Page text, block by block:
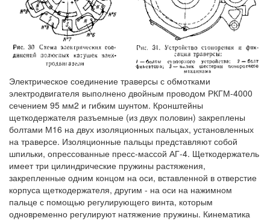
Электрическое соединение траверсы с обмотками
электродвигателя выполнено двойным проводом РКГМ-4000
сечением 95 мм2 и гибким шунтом. Кронштейны
щеткодержателя разъемные (из двух половин) закреплены
болтами М16 на двух изоляционных пальцах, установленных
на траверсе. Изоляционные пальцы представляют собой
шпильки, опрессованные пресс-массой АГ-4. Щеткодержатель
имеет три цилиндрические пружины растяжения,
закрепленные одним концом на оси, вставленной в отверстие
корпуса щеткодержателя, другим - на оси на нажимном
пальце с помощью регулирующего винта, которым
одновременно регулируют натяжение пружины. Кинематика